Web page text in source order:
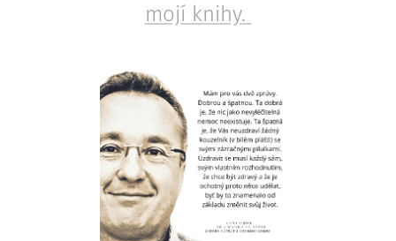
mojí knihy.